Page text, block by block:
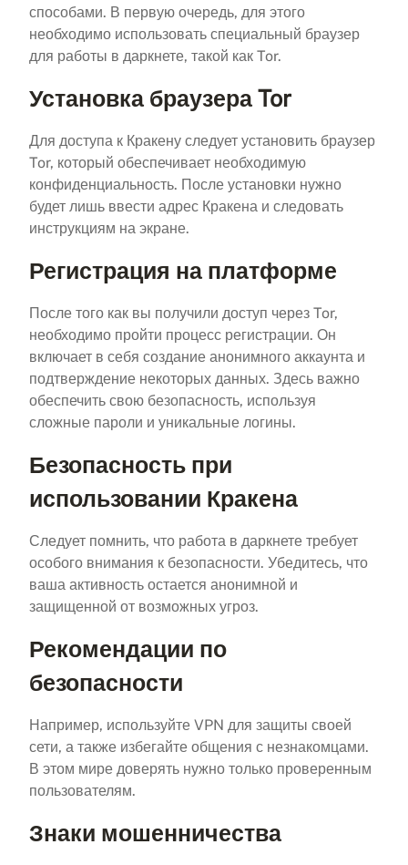
способами. В первую очередь, для этого
необходимо использовать специальный браузер
для работы в даркнете, такой как Tor.
Установка браузера Tor
Для доступа к Кракену следует установить браузер
Tor, который обеспечивает необходимую
конфиденциальность. После установки нужно
будет лишь ввести адрес Кракена и следовать
инструкциям на экране.
Регистрация на платформе
После того как вы получили доступ через Tor,
необходимо пройти процесс регистрации. Он
включает в себя создание анонимного аккаунта и
подтверждение некоторых данных. Здесь важно
обеспечить свою безопасность, используя
сложные пароли и уникальные логины.
Безопасность при
использовании Кракена
Следует помнить, что работа в даркнете требует
особого внимания к безопасности. Убедитесь, что
ваша активность остается анонимной и
защищенной от возможных угроз.
Рекомендации по
безопасности
Например, используйте VPN для защиты своей
сети, а также избегайте общения с незнакомцами.
В этом мире доверять нужно только проверенным
пользователям.
Знаки мошенничества